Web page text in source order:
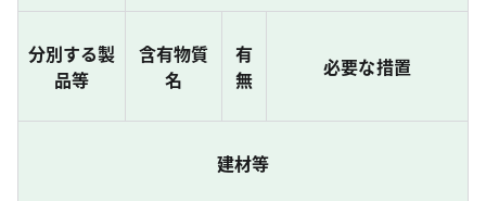
分別する製
品等
含有物質
名
有
無
必要な措置
建材等